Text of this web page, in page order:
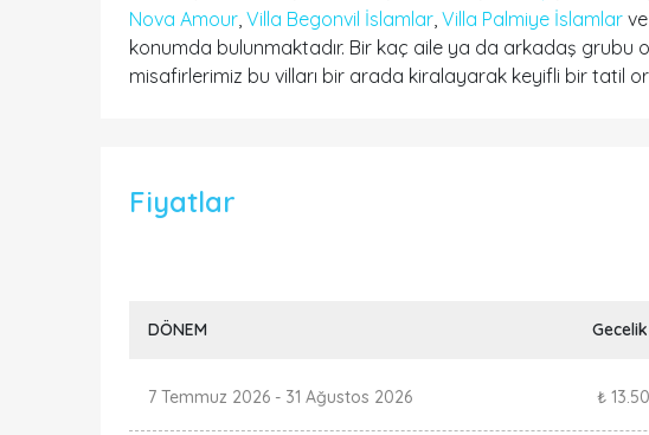
Nova Amour, Villa Begonvil İslamlar, Villa Palmiye İslamlar ve
konumda bulunmaktadır. Bir kaç aile ya da arkadaş grubu
misafirlerimiz bu vilları bir arada kiralayarak keyifli bir tatil
Fiyatlar
DÖNEM Gecelik
7 Temmuz 2026 - 31 Ağustos 2026 ₺